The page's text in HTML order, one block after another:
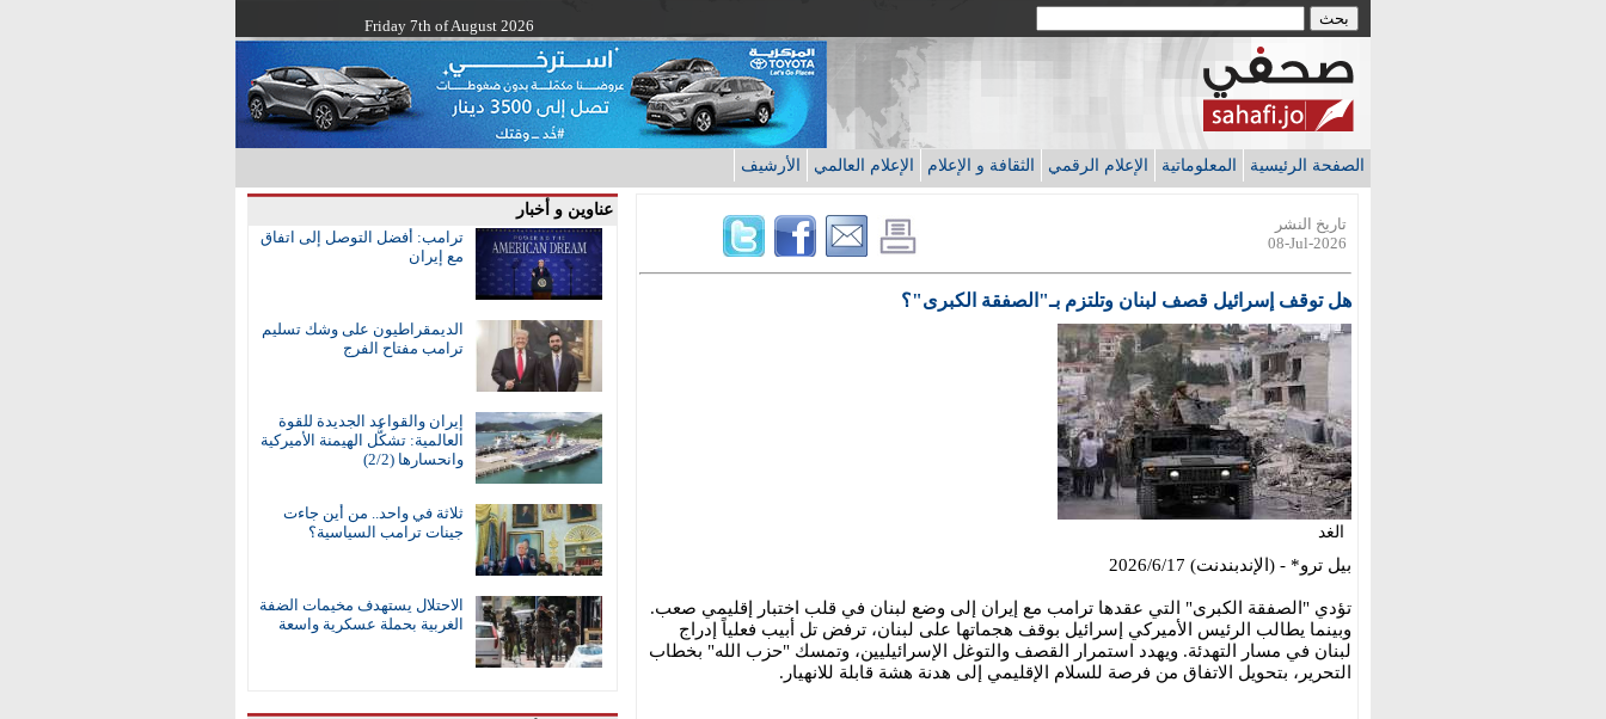
Friday 7th of August 2026
الصفحة الرئيسية المعلوماتية الإعلام الرقمي الثقافة و الإعلام الإعلام العالمي الأرشيف
عناوين و أخبار
ترامب: أفضل التوصل إلى اتفاق
مع إيران
الديمقراطيون على وشك تسليم
ترامب مفتاح الفرج
إيران والقواعد الجديدة للقوة
العالمية: تشكُّل الهيمنة الأميركية
وانحسارها (2/2)
ثلاثة في واحد.. من أين جاءت
جينات ترامب السياسية؟
الاحتلال يستهدف مخيمات الضفة
الغربية بحملة عسكرية واسعة
تاريخ النشر
08-Jul-2026
هل توقف إسرائيل قصف لبنان وتلتزم بـ"الصفقة الكبرى"؟
الغد
بيل ترو* - (الإندبندنت) 2026/6/17
تؤدي "الصفقة الكبرى" التي عقدها ترامب مع إيران إلى وضع لبنان في قلب اختبار إقليمي صعب.
وبينما يطالب الرئيس الأميركي إسرائيل بوقف هجماتها على لبنان، ترفض تل أبيب فعلياً إدراج
لبنان في مسار التهدئة. ويهدد استمرار القصف والتوغل الإسرائيليين، وتمسك "حزب الله" بخطاب
التحرير، بتحويل الاتفاق من فرصة للسلام الإقليمي إلى هدنة هشة قابلة للانهيار.